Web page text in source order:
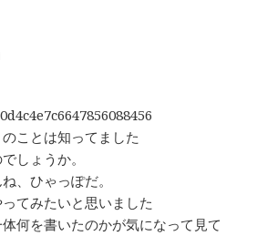
ことは知ってました
しょうか。
、ひゃっぽだ。
てみたいと思いました
何を書いたのかが気になって見て